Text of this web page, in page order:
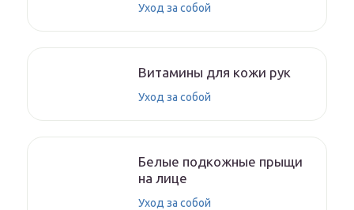
Уход за собой
Витамины для кожи рук
Уход за собой
Белые подкожные прыщи
на лице
Уход за собой